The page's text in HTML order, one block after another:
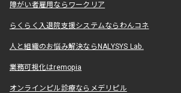
障がい者雇用ならワークリア
らくらく入退院支援システムならわんコネ
人と組織のお悩み解決ならNALYSYS Lab.
業務可視化はremopia
オンラインピル診療ならメデリピル